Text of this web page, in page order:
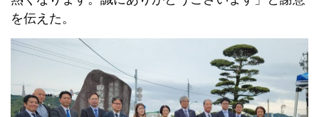
を伝えた。